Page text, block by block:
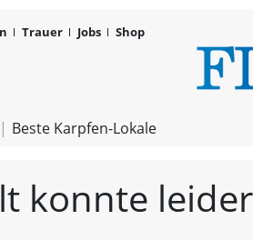
Trauer Jobs Shop
Beste Karpfen-Lokale
konnte